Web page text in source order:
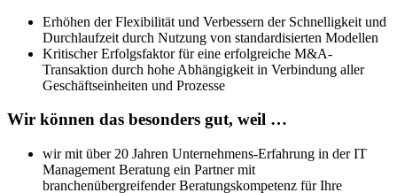
Erhöhen der Flexibilität und Verbessern der Schnelligkeit und
Durchlaufzeit durch Nutzung von standardisierten Modellen
Kritischer Erfolgsfaktor für eine erfolgreiche M&A-
Transaktion durch hohe Abhängigkeit in Verbindung aller
Geschäftseinheiten und Prozesse
Wir können das besonders gut, weil …
wir mit über 20 Jahren Unternehmens-Erfahrung in der IT
Management Beratung ein Partner mit
branchenübergreifender Beratungskompetenz für Ihre